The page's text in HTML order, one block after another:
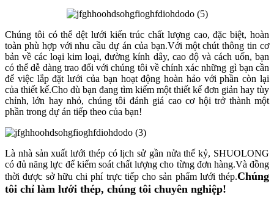
Chúng tôi có thể dệt lưới kiến ​​trúc chất lượng cao, đặc biệt, hoàn
toàn phù hợp với nhu cầu dự án của bạn.Với một chút thông tin cơ
bản về các loại kim loại, đường kính dây, cao độ và cách uốn, bạn
có thể dễ dàng trao đổi với chúng tôi về chính xác những gì bạn cần
để việc lắp đặt lưới của bạn hoạt động hoàn hảo với phần còn lại
của thiết kế.Cho dù bạn đang tìm kiếm một thiết kế đơn giản hay tùy
chỉnh, lớn hay nhỏ, chúng tôi đánh giá cao cơ hội trở thành một
phần trong dự án tiếp theo của bạn!
Là nhà sản xuất lưới thép có lịch sử gần nửa thế kỷ, SHUOLONG
có đủ năng lực để kiểm soát chất lượng cho từng đơn hàng.Và đồng
thời được sở hữu chi phí trực tiếp cho sản phẩm lưới thép.Chúng
tôi chỉ làm lưới thép, chúng tôi chuyên nghiệp!